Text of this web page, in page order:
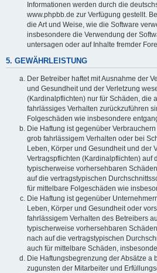
Informationen werden durch die
www.phpbb.de zur Verfügung gestellt.
die Art und Weise, wie die Software
insbesondere die Verwendung der
untersagen oder auf Inhalte fremder
5. GEWÄHRLEISTUNG
Der Betreiber haftet mit Ausnahme der
und Gesundheit und der Verletzung
(Kardinalpflichten) nur für Schäden, die
fahrlässiges Verhalten zurückzuführen
Folgeschäden wie insbesondere
Die Haftung ist gegenüber
grob fahrlässigem Verhalten oder bei
Leben, Körper und Gesundheit und der
Vertragspflichten (Kardinalpflichten) auf
typischerweise vorhersehbaren
auf die vertragstypischen
für mittelbare Folgeschäden wie
Die Haftung ist gegenüber
Leben, Körper und Gesundheit oder
fahrlässigem Verhalten des Betreibers
typischerweise vorhersehbaren
nach auf die vertragstypischen
auch für mittelbare Schäden,
Die Haftungsbegrenzung der Absätze a
zugunsten der Mitarbeiter und